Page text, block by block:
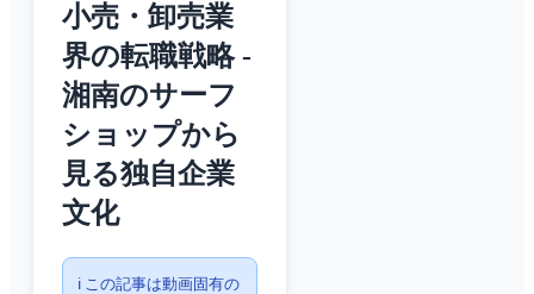
小売・卸売業
界の転職戦略 -
湘南のサーフ
ショップから
見る独自企業
文化
ℹ️ この記事は動画固有の